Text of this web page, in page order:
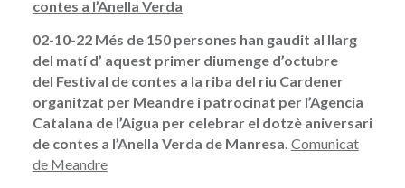
contes a l’Anella Verda
02-10-22 Més de 150 persones han gaudit al llarg
del matí d’ aquest primer diumenge d’octubre
del Festival de contes a la riba del riu Cardener
organitzat per Meandre i patrocinat per l’Agencia
Catalana de l’Aigua per celebrar el dotzè aniversari
de contes a l’Anella Verda de Manresa. Comunicat
de Meandre